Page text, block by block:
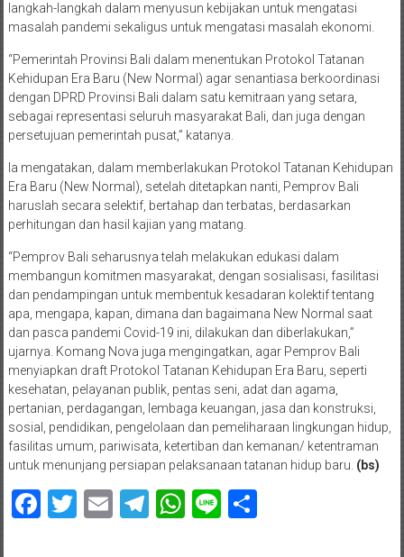
langkah-langkah dalam menyusun kebijakan untuk mengatasi
masalah pandemi sekaligus untuk mengatasi masalah ekonomi.
“Pemerintah Provinsi Bali dalam menentukan Protokol Tatanan
Kehidupan Era Baru (New Normal) agar senantiasa berkoordinasi
dengan DPRD Provinsi Bali dalam satu kemitraan yang setara,
sebagai representasi seluruh masyarakat Bali, dan juga dengan
persetujuan pemerintah pusat,” katanya.
Ia mengatakan, dalam memberlakukan Protokol Tatanan Kehidupan
Era Baru (New Normal), setelah ditetapkan nanti, Pemprov Bali
haruslah secara selektif, bertahap dan terbatas, berdasarkan
perhitungan dan hasil kajian yang matang.
“Pemprov Bali seharusnya telah melakukan edukasi dalam
membangun komitmen masyarakat, dengan sosialisasi, fasilitasi
dan pendampingan untuk membentuk kesadaran kolektif tentang
apa, mengapa, kapan, dimana dan bagaimana New Normal saat
dan pasca pandemi Covid-19 ini, dilakukan dan diberlakukan,”
ujarnya. Komang Nova juga mengingatkan, agar Pemprov Bali
menyiapkan draft Protokol Tatanan Kehidupan Era Baru, seperti
kesehatan, pelayanan publik, pentas seni, adat dan agama,
pertanian, perdagangan, lembaga keuangan, jasa dan konstruksi,
sosial, pendidikan, pengelolaan dan pemeliharaan lingkungan hidup,
fasilitas umum, pariwisata, ketertiban dan kemanan/ ketentraman
untuk menunjang persiapan pelaksanaan tatanan hidup baru. (bs)
Facebook
Twitter
EmailTelegram
WhatsApp
LineShare